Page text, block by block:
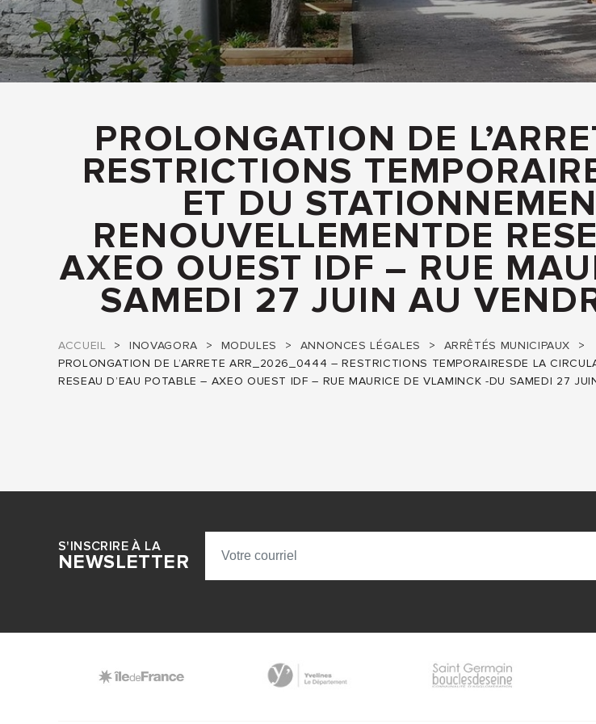
PROLONGATION DE
RESTRICTIONS
ET DU
RENOUVELLEMENTDE
AXEO OUEST IDF – RUE
SAMEDI 27 JUIN AU
ACCUEIL INOVAGORA MODULES ANNONCES LÉGALES
ARRÊTÉS MUNICIPAUX
PROLONGATION DE L’ARRETE ARR_2026_0444 – RESTRICTIONS TEMPORAIRESDE LA
RESEAU D’EAU POTABLE – AXEO OUEST IDF – RUE MAURICE DE VLAMINCK -DU SAMEDI 27
S'INSCRIRE À LA
NEWSLETTER